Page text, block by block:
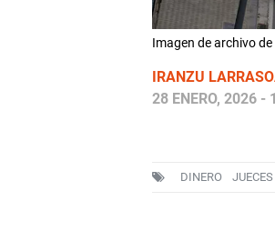
Imagen de archivo
IRANZU
28 ENERO, 2026 -
DINERO JUECES